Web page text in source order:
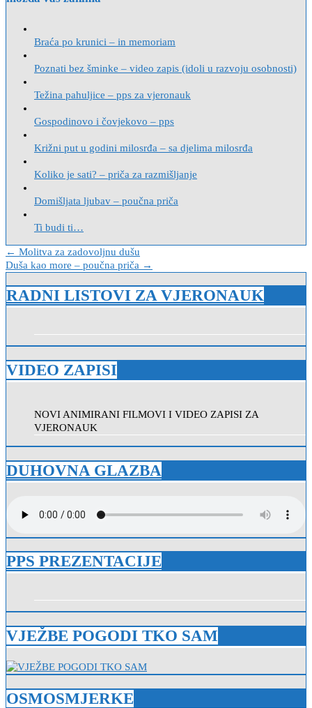
Braća po krunici – in memoriam
Poznati bez šminke – video zapis (idoli u razvoju osobnosti)
Težina pahuljice – pps za vjeronauk
Gospodinovo i čovjekovo – pps
Križni put u godini milosrđa – sa djelima milosrđa
Koliko je sati? – priča za razmišljanje
Domišljata ljubav – poučna priča
Ti budi ti…
Navigacija
objava
← Molitva za zadovoljnu dušu
Duša kao more – poučna priča →
RADNI LISTOVI ZA VJERONAUK
VIDEO ZAPISI
NOVI ANIMIRANI FILMOVI I VIDEO ZAPISI ZA
VJERONAUK
DUHOVNA GLAZBA
PPS PREZENTACIJE
VJEŽBE POGODI TKO SAM
OSMOSMJERKE